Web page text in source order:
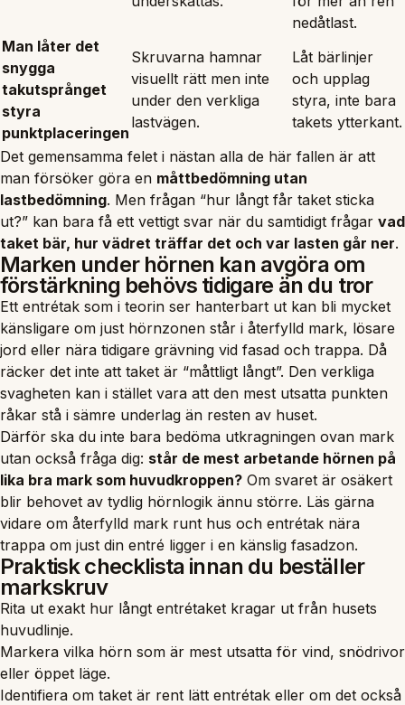
nedåtlast.
Man låter det
snygga
takutsprånget
styra
punktplaceringen
Skruvarna hamnar
visuellt rätt men inte
under den verkliga
lastvägen.
Låt bärlinjer
och upplag
styra, inte bara
takets ytterkant.
Det gemensamma felet i nästan alla de här fallen är att
man försöker göra en måttbedömning utan
lastbedömning. Men frågan “hur långt får taket sticka
ut?” kan bara få ett vettigt svar när du samtidigt frågar vad
taket bär, hur vädret träffar det och var lasten går ner.
Marken under hörnen kan avgöra om
förstärkning behövs tidigare än du tror
Ett entrétak som i teorin ser hanterbart ut kan bli mycket
känsligare om just hörnzonen står i återfylld mark, lösare
jord eller nära tidigare grävning vid fasad och trappa. Då
räcker det inte att taket är “måttligt långt”. Den verkliga
svagheten kan i stället vara att den mest utsatta punkten
råkar stå i sämre underlag än resten av huset.
Därför ska du inte bara bedöma utkragningen ovan mark
utan också fråga dig: står de mest arbetande hörnen på
lika bra mark som huvudkroppen? Om svaret är osäkert
blir behovet av tydlig hörnlogik ännu större. Läs gärna
vidare om återfylld mark runt hus och entrétak nära
trappa om just din entré ligger i en känslig fasadzon.
Praktisk checklista innan du beställer
markskruv
Rita ut exakt hur långt entrétaket kragar ut från husets
huvudlinje.
Markera vilka hörn som är mest utsatta för vind, snödrivor
eller öppet läge.
Identifiera om taket är rent lätt entrétak eller om det också